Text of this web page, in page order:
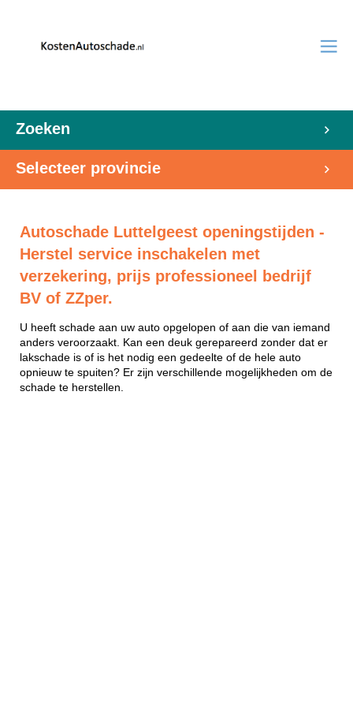
Zoeken
Selecteer provincie
Autoschade Luttelgeest openingstijden -
Herstel service inschakelen met
verzekering, prijs professioneel bedrijf
BV of ZZper.
U heeft schade aan uw auto opgelopen of aan die van iemand
anders veroorzaakt. Kan een deuk gerepareerd zonder dat er
lakschade is of is het nodig een gedeelte of de hele auto
opnieuw te spuiten? Er zijn verschillende mogelijkheden om de
schade te herstellen.